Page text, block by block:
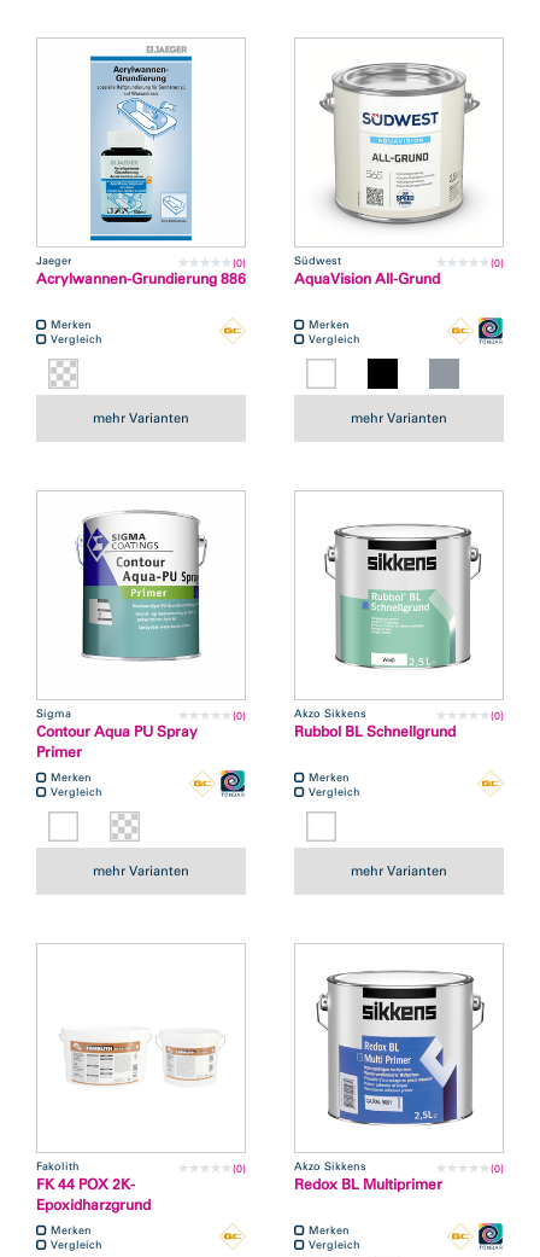
Jaeger (0)
Acrylwannen-Grundierung 886
Merken
Vergleich
mehr Varianten
Südwest (0)
AquaVision All-Grund
Merken
Vergleich
mehr Varianten
Sigma (0)
Contour Aqua PU Spray
Primer
Merken
Vergleich
mehr Varianten
Akzo Sikkens (0)
Rubbol BL Schnellgrund
Merken
Vergleich
mehr Varianten
Fakolith (0)
FK 44 POX 2K-
Epoxidharzgrund
Merken
Vergleich
Akzo Sikkens (0)
Redox BL Multiprimer
Merken
Vergleich